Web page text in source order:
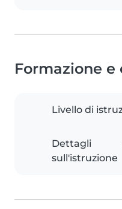
Formazione
Livello di
Dettagli
sull'istruzione